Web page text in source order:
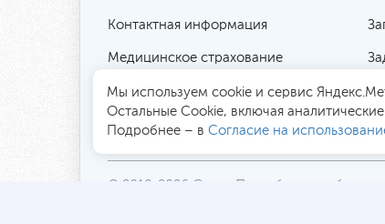
Контактная информация
Медицинское страхование
Цены и услуги
Контролирующие организации
© 2010-2026 Санкт-Петербургская
Мы используем cookie и сервис
Остальные Сookie, включая
Подробнее – в Согласие на